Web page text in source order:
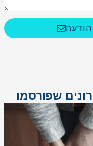
שפורסמו